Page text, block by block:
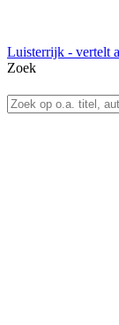
Luisterrijk - vertelt
Zoek